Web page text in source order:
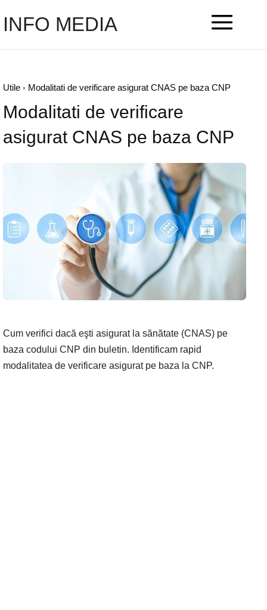
INFO MEDIA
Utile Modalitati de verificare asigurat CNAS pe baza CNP
Modalitati de verificare
asigurat CNAS pe baza CNP
Cum verifici dacă eşti asigurat la sănătate (CNAS) pe
baza codului CNP din buletin. Identificam rapid
modalitatea de verificare asigurat pe baza la CNP.